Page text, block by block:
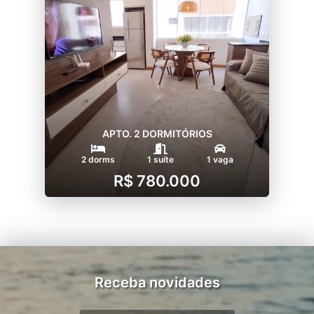
APTO. 2 DORMITÓRIOS
2 dorms 1 suíte 1 vaga
R$ 780.000
Receba novidades